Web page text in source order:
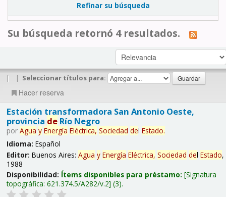
Refinar su búsqueda
Su búsqueda retornó 4 resultados.
| | Seleccionar títulos para:
Hacer reserva
Estación transformadora San Antonio Oeste,
provincia deRío Negro
por Agua y Energía Eléctrica, Sociedad del Estado.
Idioma: Español
Editor: Buenos Aires: Agua y Energía Eléctrica, Sociedad del Estado,
1988
Disponibilidad: Ítems disponibles para préstamo: Signatura
topográfica: 621.374.5/A282/v.2 (3).